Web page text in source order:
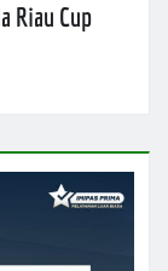
Riau Cup